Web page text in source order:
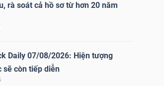
rà soát cả hồ sơ từ hơn 20 năm
Daily 07/08/2026: Hiện tượng
sẽ còn tiếp diễn